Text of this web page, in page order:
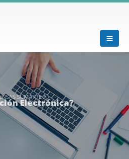
SUMARTE A
Electrónica?